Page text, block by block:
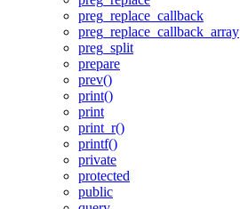
preg_replace_callback
preg_replace_callback_array
preg_split
prepare
prev()
print()
print
print_r()
printf()
private
protected
public